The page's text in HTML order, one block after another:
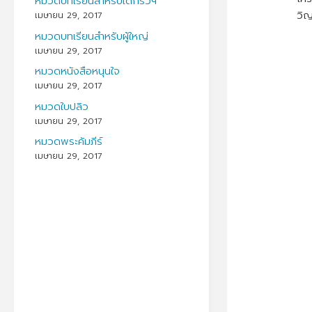
วิ
เมษายน 29, 2017
หมวดบทเรียนสำหรับผู้ใหญ่
เมษายน 29, 2017
หมวดหนังสือหนุนใจ
เมษายน 29, 2017
หมวดใบปลิว
เมษายน 29, 2017
หมวดพระคัมภีร์
เมษายน 29, 2017